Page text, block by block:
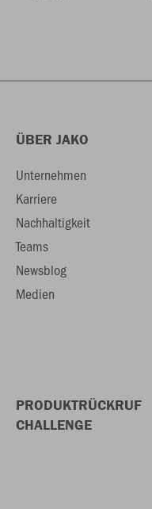
ÜBER JAKO
Unternehmen
Karriere
Nachhaltigkeit
Teams
Newsblog
Medien
PRODUKTRÜCKRUF
CHALLENGE